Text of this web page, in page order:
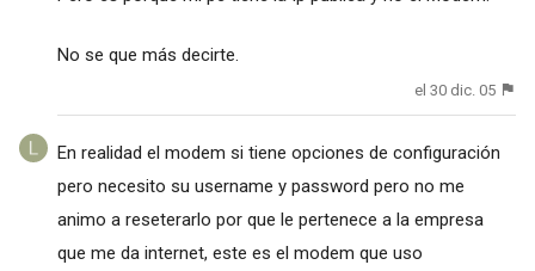
No se que más decirte.
el 30 dic. 05
En realidad el modem si tiene opciones de configuración
pero necesito su username y password pero no me
animo a reseterarlo por que le pertenece a la empresa
que me da internet, este es el modem que uso